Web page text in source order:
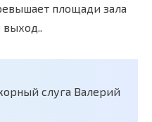
площади зала
слуга Валерий